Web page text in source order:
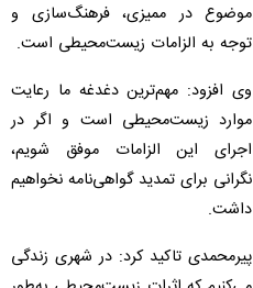
موضوع در ممیزی، فرهنگ‌سازی و
توجه به الزامات زیست‌محیطی است.
وی افزود: مهم‌ترین دغدغه ما رعایت
موارد زیست‌محیطی است و اگر در
اجرای این الزامات موفق شویم،
نگرانی‌ برای تمدید گواهی‌نامه نخواهیم
داشت.
پیرمحمدی تاکید کرد: در شهری زندگی